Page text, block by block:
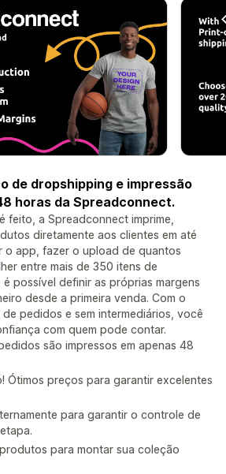
de dropshipping e impressão
horas da Spreadconnect.
feito, a Spreadconnect imprime,
diretamente aos clientes em até
o app, fazer o upload de quantos
entre mais de 350 itens de
é possível definir as próprias margens
desde a primeira venda. Com o
pedidos e sem intermediários, você
com quem pode contar.
são impressos em apenas 48
Ótimos preços para garantir excelentes
para garantir o controle de
para montar sua coleção